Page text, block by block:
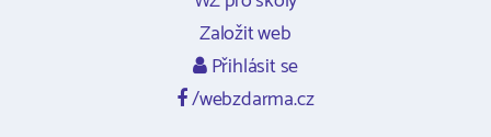
Založit web
Přihlásit se
/webzdarma.cz